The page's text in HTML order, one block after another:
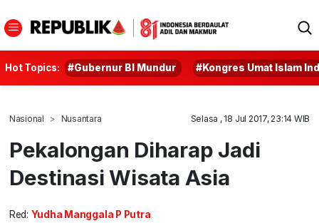
Hot Topics: #Gubernur BI Mundur #Kongres Umat Islam
Nasional Nusantara Selasa , 18 Jul 2017, 23:14 WIB
Pekalongan Diharap Jadi
Destinasi Wisata Asia
Red: Yudha Manggala P Putra